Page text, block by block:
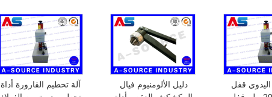
تسميات
آلة تحطيم القارورة أداة
دليل الألومنيوم فيال
اليدوي قفل